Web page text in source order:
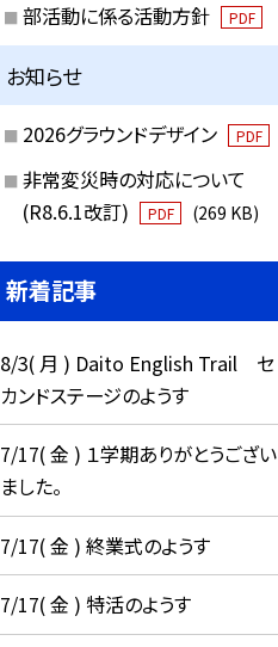
部活動に係る活動方針 PDF
お知らせ
2026グラウンドデザイン PDF
非常変災時の対応について
(R8.6.1改訂)
PDF (269 KB)
新着記事
8/3( 月 ) Daito English Trail セ
カンドステージのようす
7/17( 金 ) １学期ありがとうござい
ました。
7/17( 金 ) 終業式のようす
7/17( 金 ) 特活のようす